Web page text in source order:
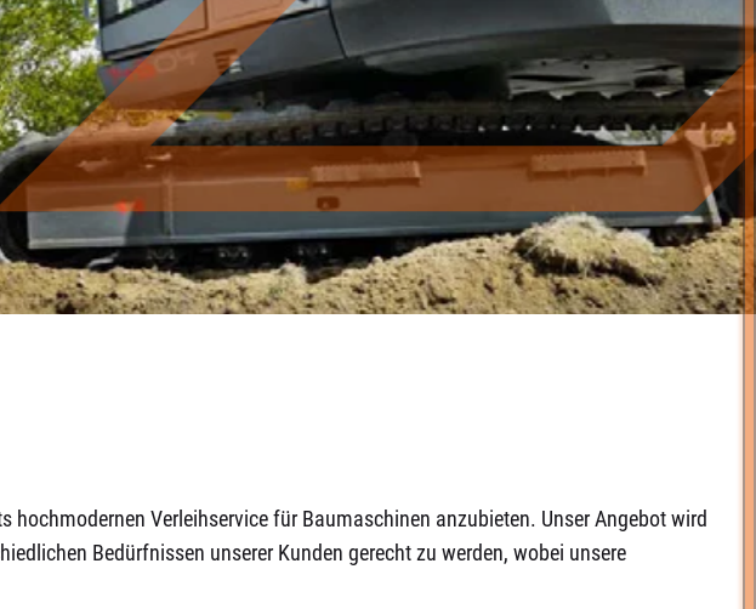
hochmodernen Verleihservice für Baumaschinen anzubieten. Unser Angebot wird
Bedürfnissen unserer Kunden gerecht zu werden, wobei unsere